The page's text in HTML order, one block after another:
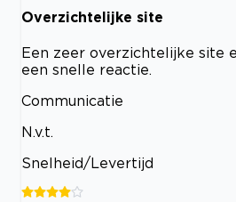
Overzichtelijke site
Een zeer overzichtelijke site
een snelle reactie.
Communicatie
N.v.t.
Snelheid/Levertijd